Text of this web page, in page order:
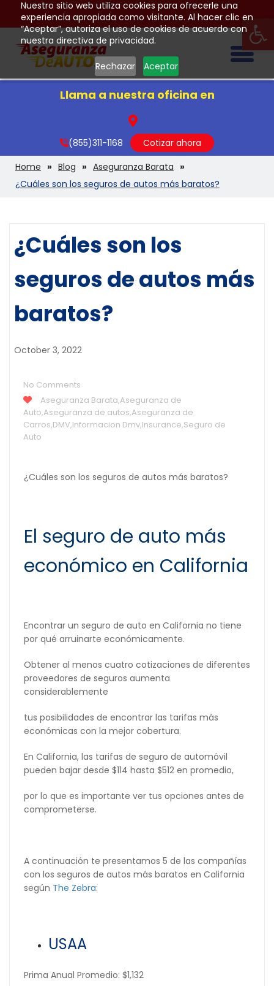
Nuestro sitio web utiliza cookies para ofrecerle una
experiencia apropiada como visitante. Al hacer clic en
“Aceptar”, autoriza el uso de cookies de acuerdo con
nuestra directiva de privacidad.
Rechazar Aceptar
Llama a nuestra oficina en
(855)311-1168
Cotizar ahora
Home
Blog
Aseguranza Barata
¿Cuáles son los seguros de autos más baratos?
¿Cuáles son los
seguros de autos más
baratos?
October 3, 2022
No Comments
Aseguranza Barata,Aseguranza de
Auto,Aseguranza de autos,Aseguranza de
Carros,DMV,Informacion Dmv,Insurance,Seguro de
Auto
¿Cuáles son los seguros de autos más baratos?
El seguro de auto más
económico en California
Encontrar un seguro de auto en California no tiene
por qué arruinarte económicamente.
Obtener al menos cuatro cotizaciones de diferentes
proveedores de seguros aumenta
considerablemente
tus posibilidades de encontrar las tarifas más
económicas con la mejor cobertura.
En California, las tarifas de seguro de automóvil
pueden bajar desde $114 hasta $512 en promedio,
por lo que es importante ver tus opciones antes de
comprometerse.
A continuación te presentamos 5 de las compañías
con los seguros de autos más baratos en California
según The Zebra:
USAA
Prima Anual Promedio: $1,132